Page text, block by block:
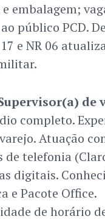
embalagem;
público PCD.
e NR 06
de
completo.
Atuação
de telefonia
digitais.
e Pacote Office.
de horário